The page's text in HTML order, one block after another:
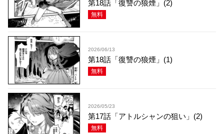
第18話「復讐の狼煙」(2)
無料
2026/06/13
第18話「復讐の狼煙」(1)
無料
2026/05/23
第17話「アトルシャンの狙い」(2)
無料